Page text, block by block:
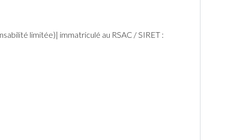
limitée)| immatriculé au RSAC / SIRET :